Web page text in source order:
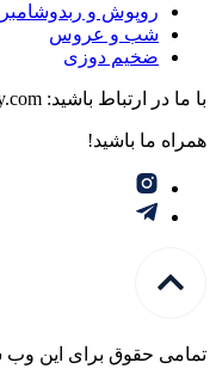
روپوش و ربدوشامبر
شب و عروس
ضخیم دوزی
با ما در ارتباط باشید: info@tarlanacademy.com
همراه ما باشید!
تمامی حقوق برای این